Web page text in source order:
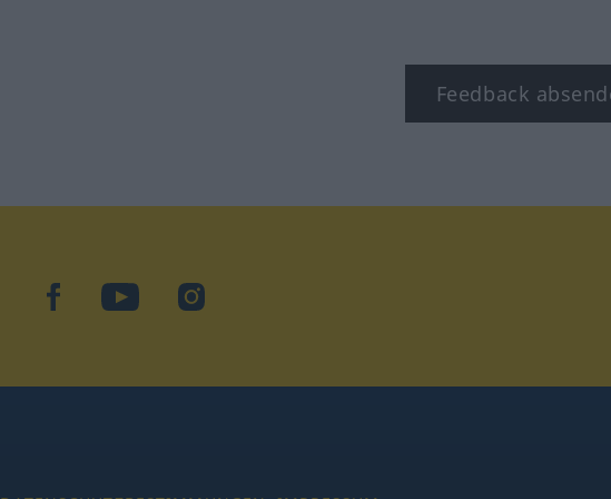
Feedback
facebookYouTubeInstagram